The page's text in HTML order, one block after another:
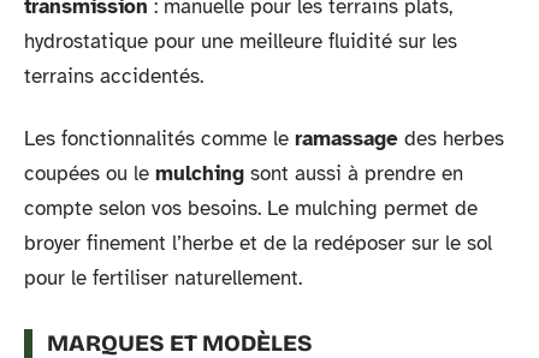
transmission : manuelle pour les terrains plats,
hydrostatique pour une meilleure fluidité sur les
terrains accidentés.
Les fonctionnalités comme le ramassage des herbes
coupées ou le mulching sont aussi à prendre en
compte selon vos besoins. Le mulching permet de
broyer finement l’herbe et de la redéposer sur le sol
pour le fertiliser naturellement.
MARQUES ET MODÈLES